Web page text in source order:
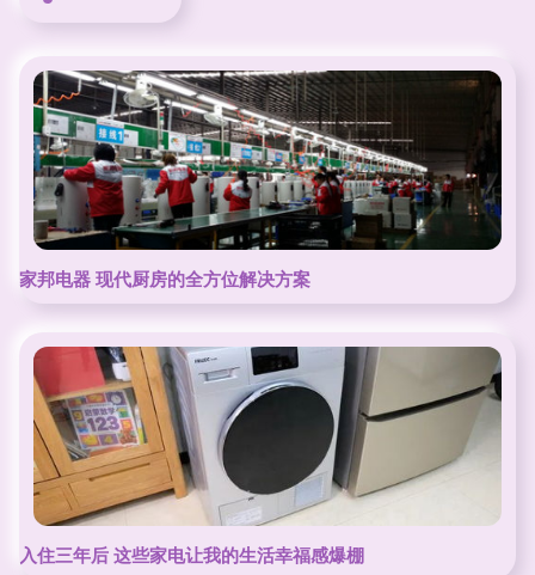
家邦电器 现代厨房的全方位解决方案
入住三年后 这些家电让我的生活幸福感爆棚